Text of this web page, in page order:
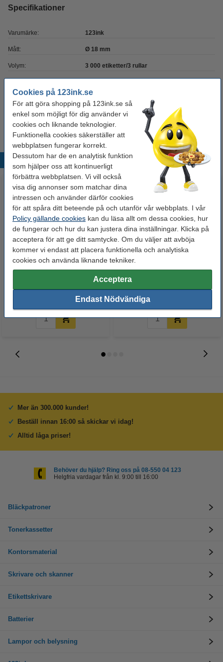
Cookies på 123ink.se
För att göra shopping på 123ink.se så
enkel som möjligt för dig använder vi
cookies och liknande teknologier.
Funktionella cookies säkerställer att
webbplatsen fungerar korrekt.
Dessutom har de en analytisk funktion
som hjälper oss att kontinuerligt
förbättra webbplatsen. Vi vill också
visa dig annonser som matchar dina
intressen och använder därför cookies
för att spåra ditt beteende på och utanför vår webbplats. I vår
Policy gällande cookies kan du läsa allt om dessa cookies, hur
de fungerar och hur du kan justera dina inställningar. Klicka på
acceptera för att ge ditt samtycke. Om du väljer att avböja
kommer vi endast att placera funktionella och analytiska
cookies och använda liknande tekniker.
Acceptera
Endast Nödvändiga
Specifikationer
Varumärke: 123ink
Mått: Ø 18 mm
Volym: 3 000 etiketter/3 rullar
Färg: neongrön
Populära produkter
Markeringspunkter Ø18mm gul |
130 kr Inkl. 25% Moms
Markeringspunkter Ø18mm
130 kr Inkl. 25% Moms
Mer än 300.000 kunder!
Beställ innan 16:00 så skickar vi idag!
Alltid låga priser!
Behöver du hjälp? Ring oss på 08-550 04 123
Helgfria vardagar från kl. 9:00 till 16:00
Bläckpatroner
Tonerkassetter
Kontorsmaterial
Skrivare och skanner
Etikettskrivare
Batterier
Lampor och belysning